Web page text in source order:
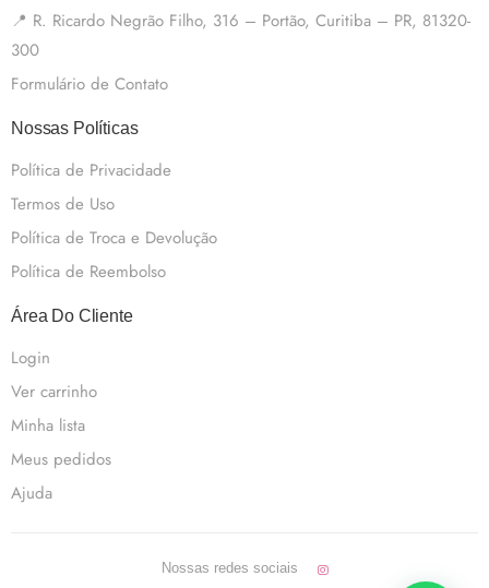
📍 R. Ricardo Negrão Filho, 316 – Portão, Curitiba – PR, 81320-
300
Formulário de Contato
Nossas Políticas
Política de Privacidade
Termos de Uso
Política de Troca e Devolução
Política de Reembolso
Área Do Cliente
Login
Ver carrinho
Minha lista
Meus pedidos
Ajuda
Nossas redes sociais